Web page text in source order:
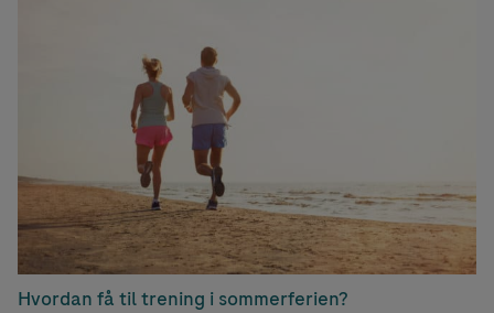
Hvordan få til trening i sommerferien?